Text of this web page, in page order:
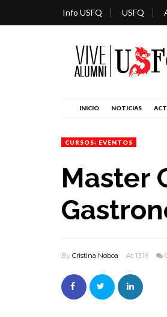
Info USFQ USFQ
INICIO NOTICIAS
CURSOS; EVENTOS
Master
By Cristina Noboa At 13:16